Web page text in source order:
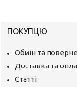
ПОКУПЦЮ
Обмін та
Доставка та
Статті